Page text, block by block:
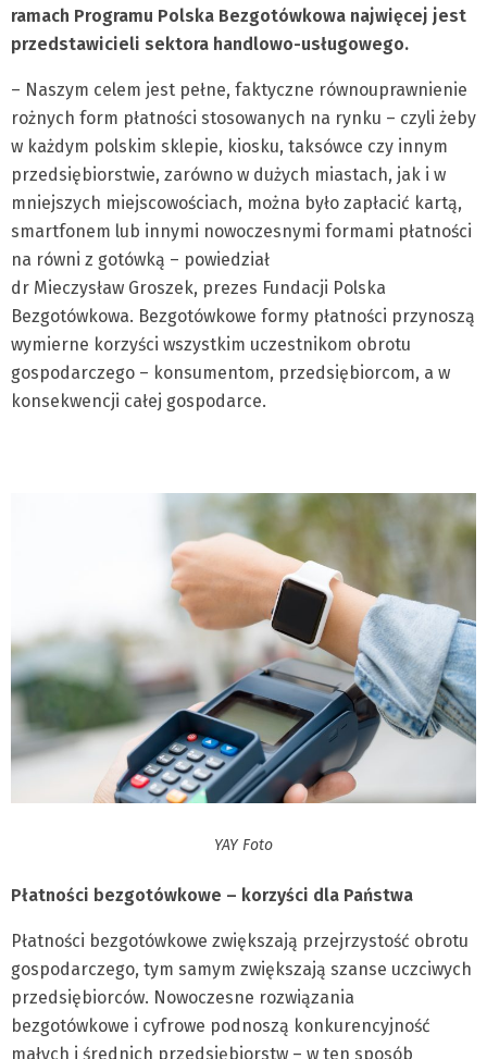
ramach Programu Polska Bezgotówkowa najwięcej jest
przedstawicieli sektora handlowo-usługowego.
– Naszym celem jest pełne, faktyczne równouprawnienie
rożnych form płatności stosowanych na rynku – czyli żeby
w każdym polskim sklepie, kiosku, taksówce czy innym
przedsiębiorstwie, zarówno w dużych miastach, jak i w
mniejszych miejscowościach, można było zapłacić kartą,
smartfonem lub innymi nowoczesnymi formami płatności
na równi z gotówką – powiedział
dr Mieczysław Groszek, prezes Fundacji Polska
Bezgotówkowa. Bezgotówkowe formy płatności przynoszą
wymierne korzyści wszystkim uczestnikom obrotu
gospodarczego – konsumentom, przedsiębiorcom, a w
konsekwencji całej gospodarce.
YAY Foto
Płatności bezgotówkowe – korzyści dla Państwa
Płatności bezgotówkowe zwiększają przejrzystość obrotu
gospodarczego, tym samym zwiększają szanse uczciwych
przedsiębiorców. Nowoczesne rozwiązania
bezgotówkowe i cyfrowe podnoszą konkurencyjność
małych i średnich przedsiębiorstw – w ten sposób